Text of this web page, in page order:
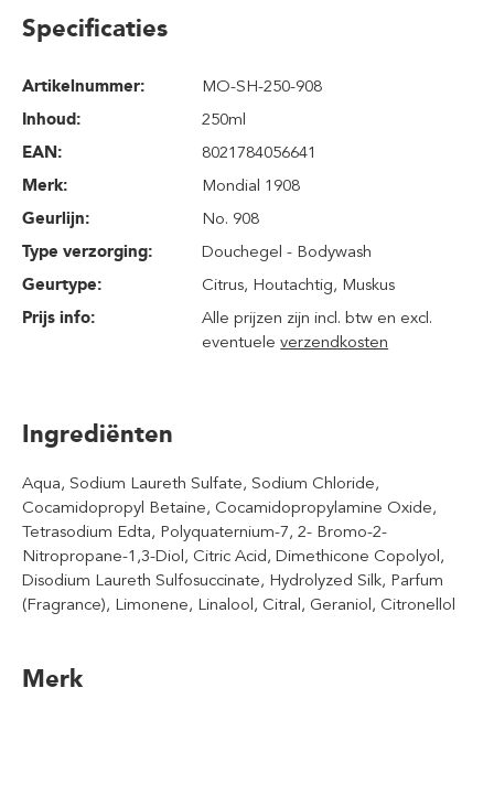
Specificaties
Artikelnummer:
MO-SH-250-908
Inhoud:
250ml
EAN:
8021784056641
Merk:
Mondial 1908
Geurlijn:
No. 908
Type verzorging:
Douchegel - Bodywash
Geurtype:
Citrus, Houtachtig, Muskus
Prijs info:
Alle prijzen zijn incl. btw en excl.
eventueleverzendkosten
Ingrediënten
Aqua, Sodium Laureth Sulfate, Sodium Chloride,
Cocamidopropyl Betaine, Cocamidopropylamine Oxide,
Tetrasodium Edta, Polyquaternium-7, 2- Bromo-2-
Nitropropane-1,3-Diol, Citric Acid, Dimethicone Copolyol,
Disodium Laureth Sulfosuccinate, Hydrolyzed Silk, Parfum
(Fragrance), Limonene, Linalool, Citral, Geraniol, Citronellol
Merk